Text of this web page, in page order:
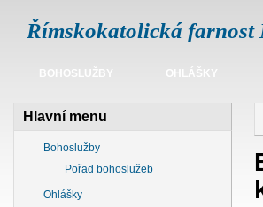
Římskokatolická farnost
BOHOSLUŽBY OHLÁŠKY
Hlavní menu
Bohoslužby
Pořad bohoslužeb
Ohlášky